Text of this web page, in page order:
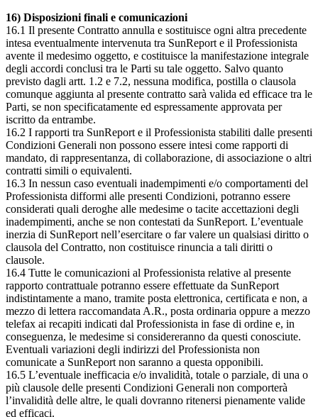
16) Disposizioni finali e comunicazioni
16.1 Il presente Contratto annulla e sostituisce ogni altra precedente
intesa eventualmente intervenuta tra SunReport e il Professionista
avente il medesimo oggetto, e costituisce la manifestazione integrale
degli accordi conclusi tra le Parti su tale oggetto. Salvo quanto
previsto dagli artt. 1.2 e 7.2, nessuna modifica, postilla o clausola
comunque aggiunta al presente contratto sarà valida ed efficace tra le
Parti, se non specificatamente ed espressamente approvata per
iscritto da entrambe.
16.2 I rapporti tra SunReport e il Professionista stabiliti dalle presenti
Condizioni Generali non possono essere intesi come rapporti di
mandato, di rappresentanza, di collaborazione, di associazione o altri
contratti simili o equivalenti.
16.3 In nessun caso eventuali inadempimenti e/o comportamenti del
Professionista difformi alle presenti Condizioni, potranno essere
considerati quali deroghe alle medesime o tacite accettazioni degli
inadempimenti, anche se non contestati da SunReport. L’eventuale
inerzia di SunReport nell’esercitare o far valere un qualsiasi diritto o
clausola del Contratto, non costituisce rinuncia a tali diritti o
clausole.
16.4 Tutte le comunicazioni al Professionista relative al presente
rapporto contrattuale potranno essere effettuate da SunReport
indistintamente a mano, tramite posta elettronica, certificata e non, a
mezzo di lettera raccomandata A.R., posta ordinaria oppure a mezzo
telefax ai recapiti indicati dal Professionista in fase di ordine e, in
conseguenza, le medesime si considereranno da questi conosciute.
Eventuali variazioni degli indirizzi del Professionista non
comunicate a SunReport non saranno a questa opponibili.
16.5 L’eventuale inefficacia e/o invalidità, totale o parziale, di una o
più clausole delle presenti Condizioni Generali non comporterà
l’invalidità delle altre, le quali dovranno ritenersi pienamente valide
ed efficaci.